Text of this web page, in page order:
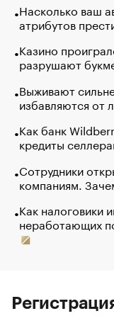
Насколько ваш
атрибутов
Казино
разрушают
Выживают
избавляются от
Как банк
кредиты
Сотрудники
компаниям.
Как налоговики
неработающих